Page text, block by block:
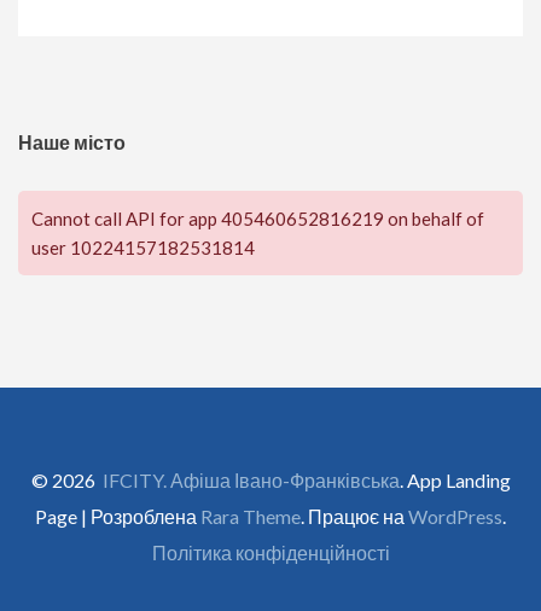
Наше місто
Cannot call API for app 405460652816219 on behalf of
user 10224157182531814
© 2026 IFCITY. Афіша Івано-Франківська . App Landing
Page | Розроблена Rara Theme . Працює на WordPress
Політика конфіденційності